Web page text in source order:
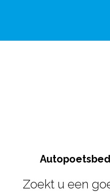
Zoekt u een